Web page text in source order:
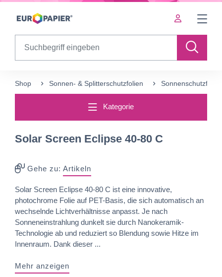
Table Of Content
Shop Sonnen- & Splitterschutzfolien
Kategorie
Solar Screen Eclipse 40-80 C
Gehe zu: Artikeln
Solar Screen Eclipse 40-80 C ist eine innovative,
photochrome Folie auf PET-Basis, die sich automatisch an
wechselnde Lichtverhältnisse anpasst. Je nach
Sonneneinstrahlung dunkelt sie durch Nanokeramik-
Technologie ab und reduziert so Blendung sowie Hitze im
Innenraum. Dank dieser ...
Mehr anzeigen